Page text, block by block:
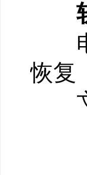
软
电
恢复
文